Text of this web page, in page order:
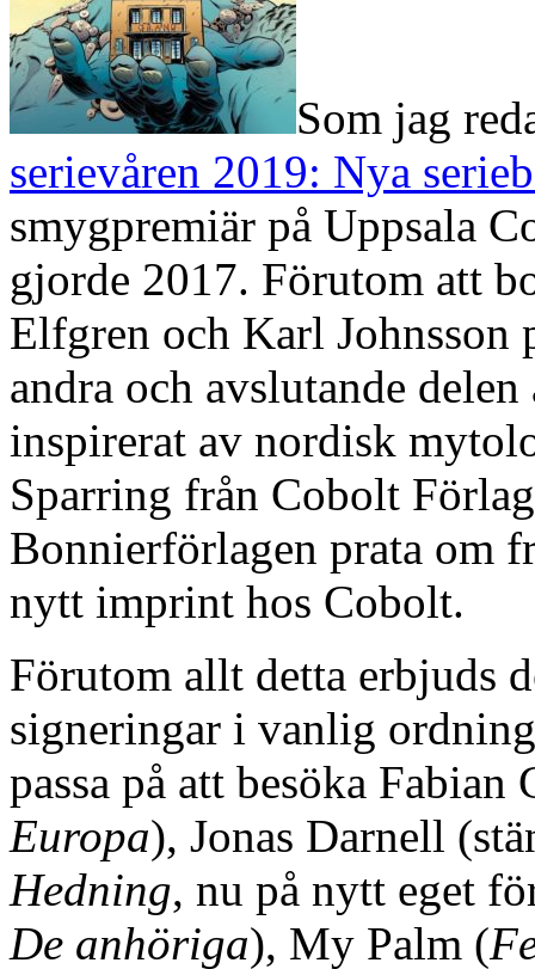
Som jag
serievåren 2019: Nya
smygpremiär på Uppsala
gjorde 2017. Förutom att
Elfgren och Karl Johnsson
andra och avslutande
inspirerat av nordisk
Sparring från Cobolt
Bonnierförlagen prata om
nytt imprint hos Cobolt.
Förutom allt detta erbjuds
signeringar i vanlig
passa på att besöka Fabian
Europa), Jonas Darnell
Hedning, nu på nytt eget
De anhöriga), My Palm (